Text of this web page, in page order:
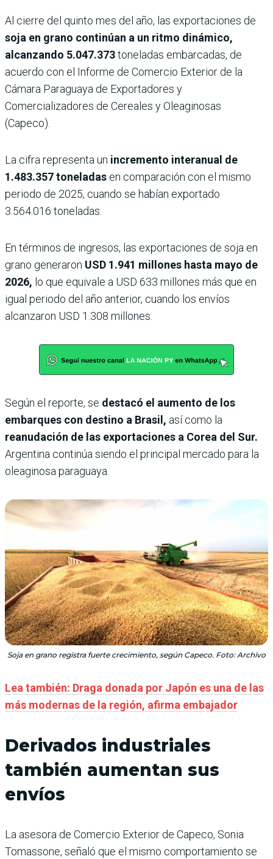
Al cierre del quinto mes del año, las exportaciones de
soja en grano continúan a un ritmo dinámico,
alcanzando 5.047.373toneladas embarcadas, de
acuerdo con el Informe de Comercio Exterior de la
Cámara Paraguaya de Exportadores y
Comercializadores de Cereales y Oleaginosas
(Capeco).
La cifra representa un incremento interanual de
1.483.357 toneladas en comparación con el mismo
periodo de 2025, cuando se habían exportado
3.564.016 toneladas.
En términos de ingresos, las exportaciones de soja en
grano generaron USD 1.941 millones hasta mayo de
2026, lo que equivale a USD 633 millones más que en
igual periodo del año anterior, cuando los envíos
alcanzaron USD 1.308 millones.
Según el reporte, se destacó el aumento de los
embarques con destino a Brasil, así como la
reanudación de las exportaciones a Corea del Sur.
Argentina continúa siendo el principal mercado para la
oleaginosa paraguaya.
Soja en grano registra fuerte crecimiento, según Capeco. Foto: Archivo
Lea también: Draga donada por Japón es una de las
más modernas de la región, afirma embajador
Derivados industriales
también aumentan sus
envíos
La asesora de Comercio Exterior de Capeco, Sonia
Tomassone, señaló que el mismo comportamiento se